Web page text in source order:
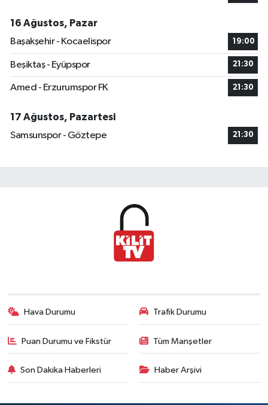
16 Ağustos, Pazar
Başakşehir - Kocaelispor
19:00
Beşiktaş - Eyüpspor 21:30
Amed - Erzurumspor FK 21:30
17 Ağustos, Pazartesi
Samsunspor - Göztepe
21:30
Hava Durumu Trafik Durumu
Puan Durumu ve Fikstür Tüm Manşetler
Son Dakika Haberleri Haber Arşivi